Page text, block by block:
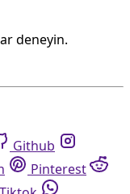
deneyin.
Github
Pinterest